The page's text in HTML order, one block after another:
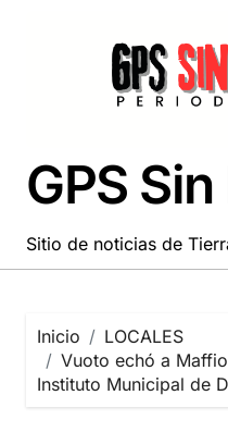
GPS
Sitio de noticias de
Inicio
LOCALES
Vuoto echó a
Instituto Municipal de